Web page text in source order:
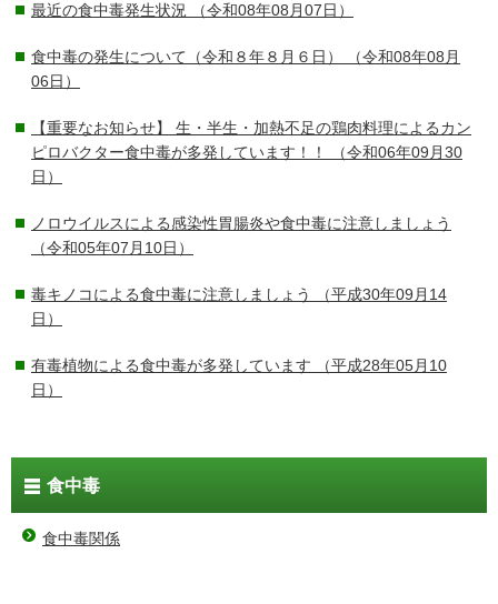
最近の食中毒発生状況 （令和08年08月07日）
食中毒の発生について（令和８年８月６日）
（令和08年08月
06日）
【重要なお知らせ】 生・半生・加熱不足の鶏肉料理によるカン
ピロバクター食中毒が多発しています！！
（令和06年09月30
日）
ノロウイルスによる感染性胃腸炎や食中毒に注意しましょう
（令和05年07月10日）
毒キノコによる食中毒に注意しましょう
（平成30年09月14
日）
有毒植物による食中毒が多発しています （平成28年05月10
日）
食中毒
食中毒関係